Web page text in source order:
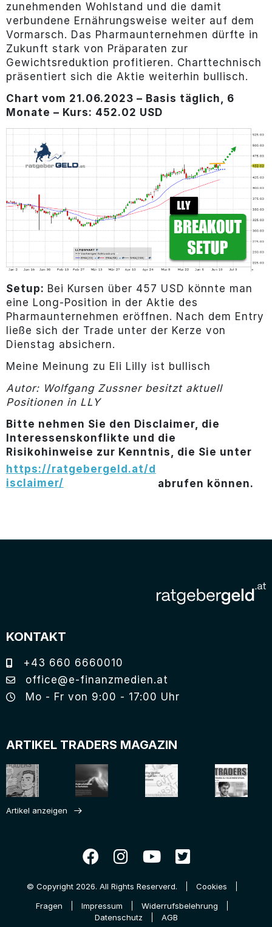
zunehmenden Wohlstand und die damit
verbundene Ernährungsweise weiter auf dem
Vormarsch. Das Pharmaunternehmen dürfte in
Zukunft stark von Präparaten zur
Gewichtsreduktion profitieren. Charttechnisch
präsentiert sich die Aktie weiterhin bullisch.
Chart vom 21.06.2023 – Basis täglich, 6
Monate – Kurs: 452.02 USD
Setup: Bei Kursen über 457 USD könnte man
eine Long-Position in der Aktie des
Pharmaunternehmen eröffnen. Nach dem Entry
ließe sich der Trade unter der Kerze von
Dienstag absichern.
Meine Meinung zu Eli Lilly ist bullisch
Autor: Wolfgang Zussner besitzt aktuell
Positionen in LLY
Bitte nehmen Sie den Disclaimer, die
Interessenskonflikte und die
Risikohinweise zur Kenntnis, die Sie unter
https://ratgebergeld.at/d
isclaimer/
abrufen können.
KONTAKT
+43 660 6660010
office@e-finanzmedien.at
Mo - Fr von 9:00 - 17:00 Uhr
ARTIKEL TRADERS MAGAZIN
Artikel anzeigen
© Copyright 2026. All Rights Reserverd.
Cookies
Fragen
Impressum
Widerrufsbelehrung
Datenschutz
AGB